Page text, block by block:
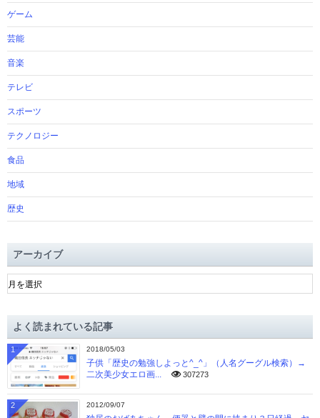
ゲーム
芸能
音楽
テレビ
スポーツ
テクノロジー
食品
地域
歴史
アーカイブ
ア
ー
ブよく読まれている記事
2018/05/03
子供「歴史の勉強しよっと^_^」（人名グーグル検索）→
二次美少女エロ画...
307273
1
2012/09/07
2